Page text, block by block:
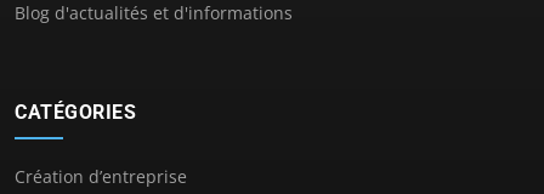
Blog d'actualités et d'informations
CATÉGORIES
Création d’entreprise